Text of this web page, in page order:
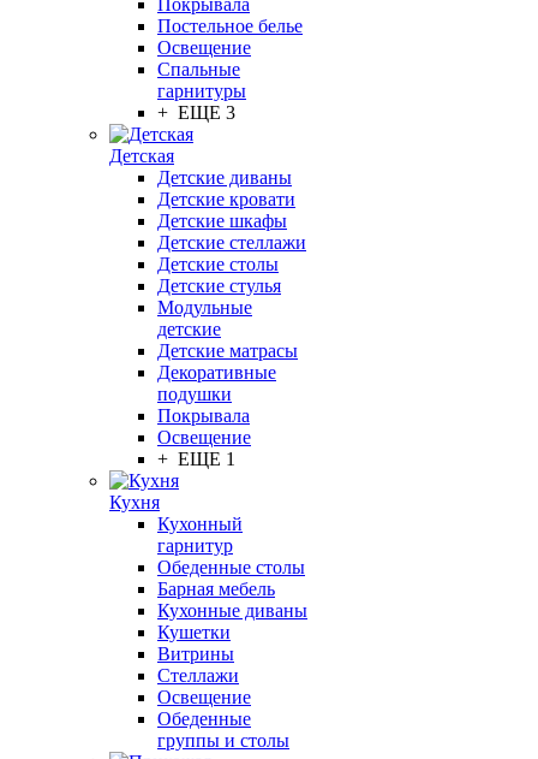
Покрывала
Постельное белье
Освещение
Спальные
гарнитуры
+ ЕЩЕ 3
Детская
Детские диваны
Детские кровати
Детские шкафы
Детские стеллажи
Детские столы
Детские стулья
Модульные
детские
Детские матрасы
Декоративные
подушки
Покрывала
Освещение
+ ЕЩЕ 1
Кухня
Кухонный
гарнитур
Обеденные столы
Барная мебель
Кухонные диваны
Кушетки
Витрины
Стеллажи
Освещение
Обеденные
группы и столы